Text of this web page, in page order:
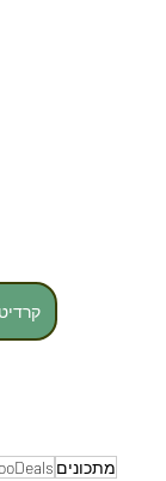
מתכונים